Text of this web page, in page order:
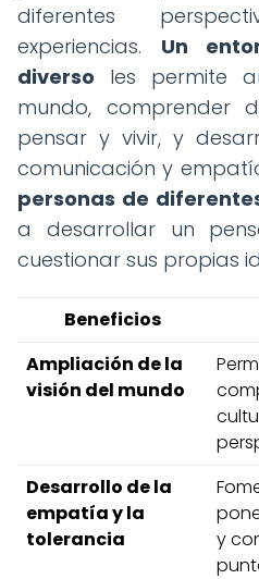
diferentes
experiencias. Un
diverso les permite
mundo, comprender
pensar y vivir, y
comunicación y
personas de
a desarrollar un
cuestionar sus propias
Beneficios
Ampliación de la
visión del mundo
Desarrollo de la
empatía y la
tolerancia
y